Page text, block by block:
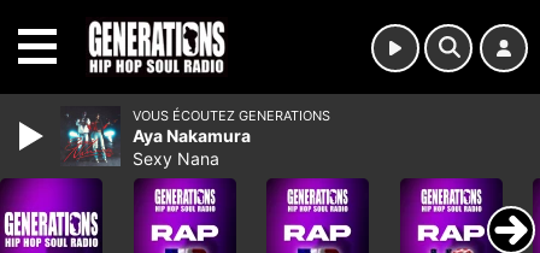
VOUS ÉCOUTEZ GENERATIONS
Aya Nakamura
Sexy Nana